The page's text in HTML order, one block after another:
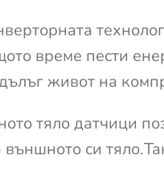
време пести
живот на
тяло датчици
си